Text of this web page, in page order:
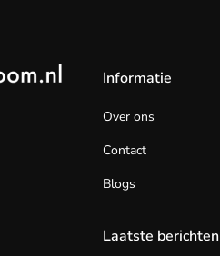
Informatie
Over ons
Contact
Blogs
Laatste berichten